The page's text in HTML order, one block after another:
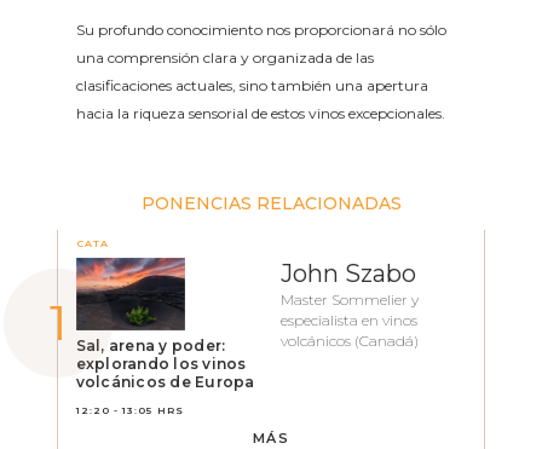
Su profundo conocimiento nos proporcionará no sólo
una comprensión clara y organizada de las
clasificaciones actuales, sino también una apertura
hacia la riqueza sensorial de estos vinos excepcionales.
PONENCIAS RELACIONADAS
CATA
Sal, arena y poder:
explorando los vinos
volcánicos de Europa
12:20 - 13:05 HRS
John Szabo
Master Sommelier y
especialista en vinos
volcánicos (Canadá)
MÁS